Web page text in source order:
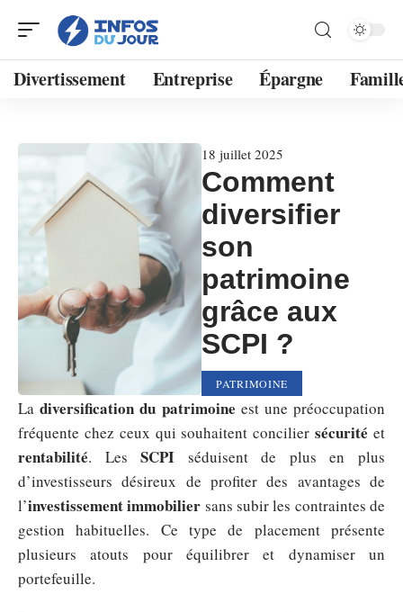
Divertissement Entreprise Épargne
18 juillet 2025
Comment
diversifier
son
patrimoine
grâce aux
SCPI ?
PATRIMOINE
Ladiversification du patrimoine est une préoccupation
fréquente chez ceux qui souhaitent conciliersécurité et
rentabilité. LesSCPI séduisent de plus en plus
d’investisseurs désireux de profiter des avantages de
l’investissement immobilier sans subir les contraintes de
gestion habituelles. Ce type de placement présente
plusieurs atouts pour équilibrer et dynamiser un
portefeuille.